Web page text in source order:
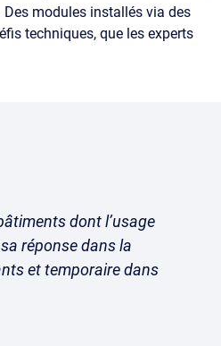
modules installés via des
techniques, que les experts
dont l’usage
réponse dans la
et temporaire dans